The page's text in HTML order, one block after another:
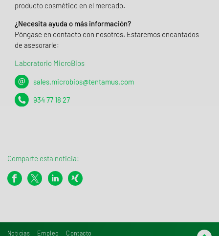
producto cosmético en el mercado.
¿Necesita ayuda o más información?
Póngase en contacto con nosotros. Estaremos encantados
de asesorarle:
Laboratorio MicroBios
sales.microbios@tentamus.com
934 77 18 27
Comparte esta noticia:
Noticias Empleo Contacto